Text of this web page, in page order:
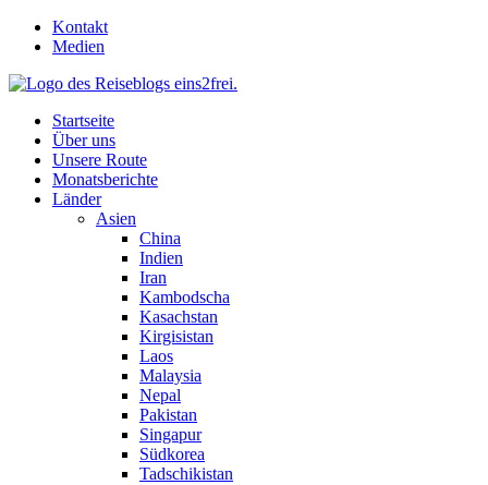
Skip
Kontakt
Medien
Startseite
Über uns
Unsere Route
Monatsberichte
Länder
Asien
China
Indien
Iran
Kambodscha
Kasachstan
Kirgisistan
Laos
Malaysia
Nepal
Pakistan
Singapur
Südkorea
Tadschikistan